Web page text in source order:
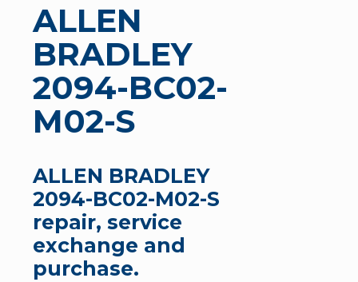
ALLEN
BRADLEY
2094-BC02-
M02-S
ALLEN BRADLEY
2094-BC02-M02-S
repair, service
exchange and
purchase.